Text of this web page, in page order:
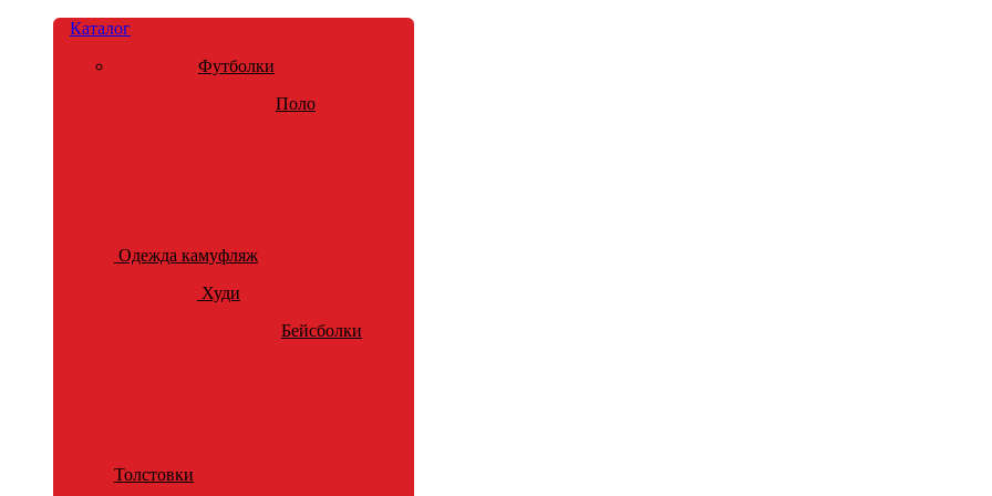
Каталог
Футболки
Поло
Одежда камуфляж
Худи
Бейсболки
Толстовки